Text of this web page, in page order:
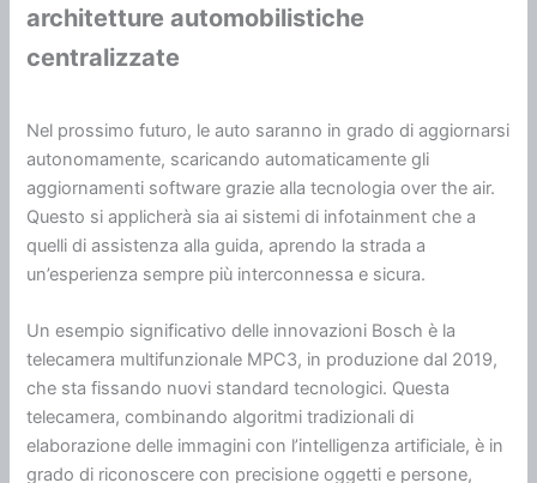
architetture automobilistiche
centralizzate
Nel prossimo futuro, le auto saranno in grado di aggiornarsi
autonomamente, scaricando automaticamente gli
aggiornamenti software grazie alla tecnologia over the air.
Questo si applicherà sia ai sistemi di infotainment che a
quelli di assistenza alla guida, aprendo la strada a
un’esperienza sempre più interconnessa e sicura.
Un esempio significativo delle innovazioni Bosch è la
telecamera multifunzionale MPC3, in produzione dal 2019,
che sta fissando nuovi standard tecnologici. Questa
telecamera, combinando algoritmi tradizionali di
elaborazione delle immagini con l’intelligenza artificiale, è in
grado di riconoscere con precisione oggetti e persone,